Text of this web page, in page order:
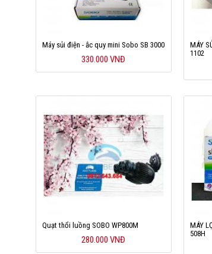
Máy sủi điện - ắc quy mini Sobo SB 3000
330.000 VNĐ
MÁY
1102
Quạt thổi luồng SOBO WP800M
280.000 VNĐ
MÁY
508H